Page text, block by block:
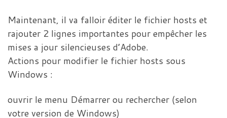
Maintenant, il va falloir éditer le fichier hosts et
rajouter 2 lignes importantes pour empêcher les
mises a jour silencieuses d’Adobe.
Actions pour modifier le fichier hosts sous
Windows :
ouvrir le menu Démarrer ou rechercher (selon
votre version de Windows)